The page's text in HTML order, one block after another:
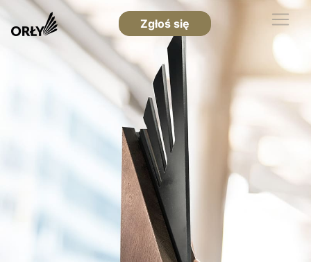
Zgłoś się